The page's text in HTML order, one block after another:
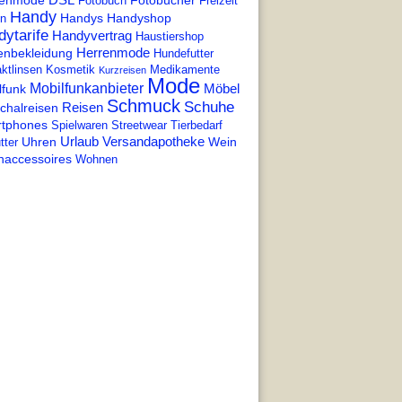
Handy Handys Handyshop
Handyvertrag Haustiershop
Herrenmode Hundefutter
Kosmetik Kurzreisen Medikamente
Mobilfunkanbieter Mode Möbel
Reisen Schmuck Schuhe
Spielwaren Streetwear
Tierbedarf
Uhren Urlaub Versandapotheke Wein
Wohnen